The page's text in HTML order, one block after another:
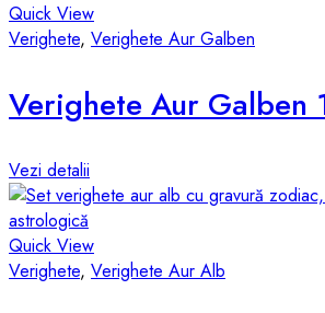
Quick View
Verighete, Verighete Aur Galben
Vezi detalii
Quick View
Verighete, Verighete Aur Alb